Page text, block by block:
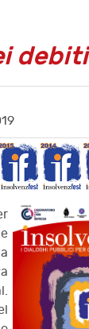
debiti